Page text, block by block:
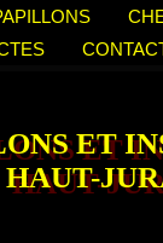
ET
HAUT-